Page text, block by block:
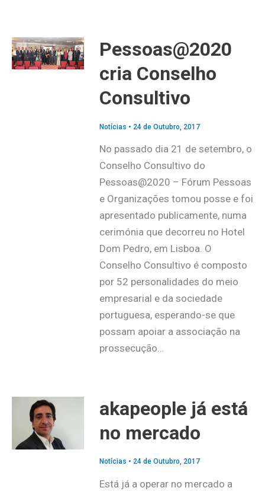
Pessoas@2020
cria Conselho
Consultivo
Notícias • 24 de Outubro, 2017
No passado dia 21 de setembro, o
Conselho Consultivo do
Pessoas@2020 – Fórum Pessoas
e Organizações tomou posse e foi
apresentado publicamente, numa
cerimónia que decorreu no Hotel
Dom Pedro, em Lisboa. O
Conselho Consultivo é composto
por 52 personalidades do meio
empresarial e da sociedade
portuguesa, esperando-se que
possam apoiar a associação na
prossecução…
akapeople já está
no mercado
Notícias • 24 de Outubro, 2017
Está já a operar no mercado a